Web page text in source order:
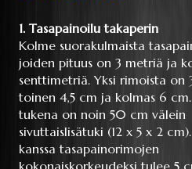
1. Tasapainoilu takaperin
Kolme suorakulmaista
joiden pituus on 3 metriä ja
senttimetriä. Yksi rimoista on
toinen 4,5 cm ja kolmas 6
tukena on noin 50 cm välein
sivuttaislisätuki (12 x 5 x 2
kanssa tasapainorimojen